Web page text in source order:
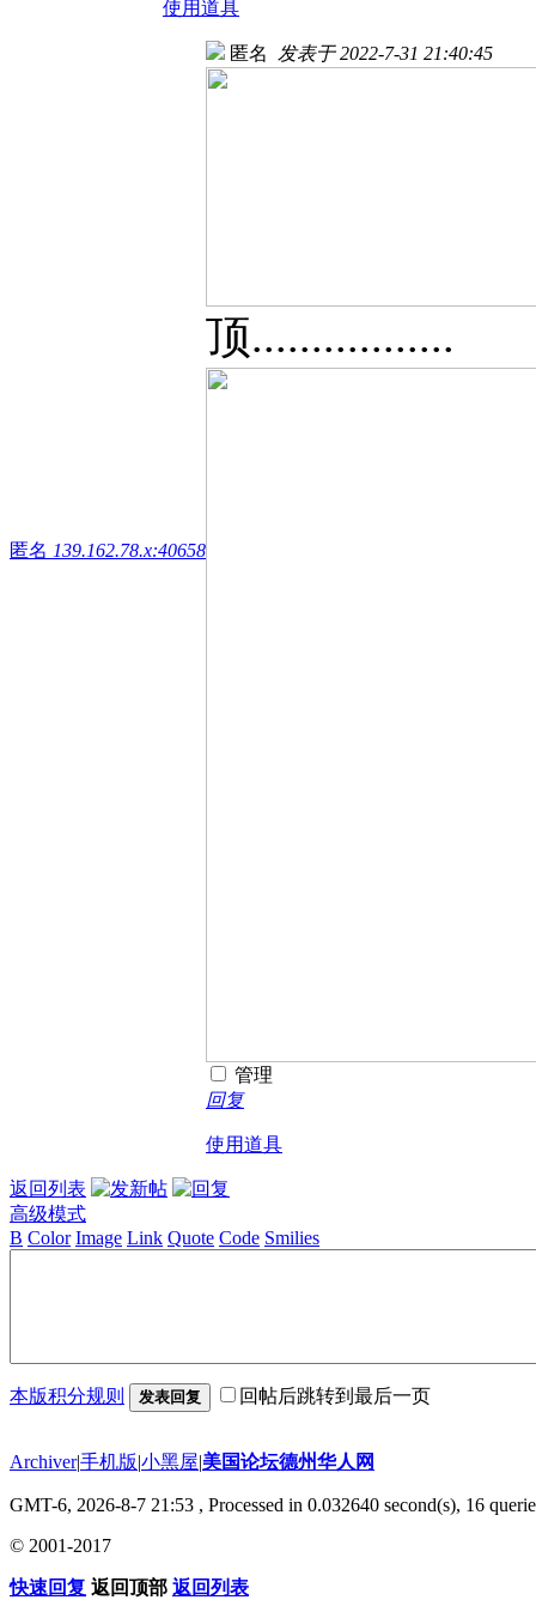
使用道具
匿名 139.162.78.x:40658
匿名 发表于 2022-7-31 21:40:45
顶.................
管理
回复
使用道具
返回列表
高级模式
B Color Image Link Quote Code Smilies
本版积分规则 发表回复 回帖后跳转到最后一页
Archiver|手机版|小黑屋|美国论坛德州华人网
GMT-6, 2026-8-7 21:53 , Processed in 0.032640 second(s), 16
© 2001-2017
快速回复 返回顶部 返回列表